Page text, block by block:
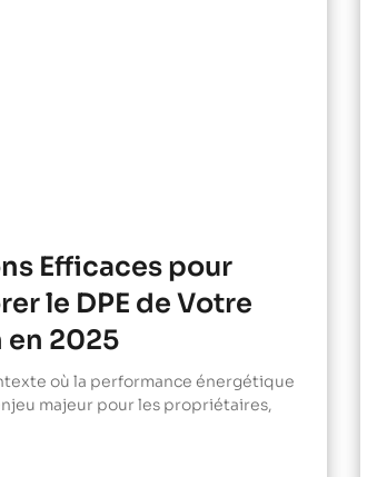
Efficaces pour
le DPE de Votre
en 2025
où la performance énergétique
majeur pour les propriétaires,